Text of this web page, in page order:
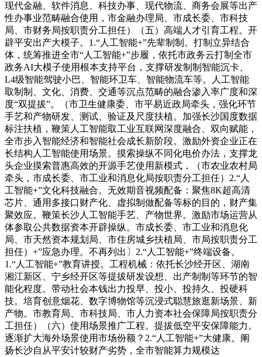
现代金融、软件消息、科技办事、现代物流、商务会展等出产
性办事业范畴融合使用，市金融办理局、市成长委、市科技
局、市财务局按职责分工担任）（五）高端人才引育工程。开
辟平安出产大模子。1.“人工智能+”先辈制制。打制立异结合
体，统筹推进全市“人工智能+”步履，依托市政务云打制全市
政务AI大模子使用根本支持平台，支撑研发制制智能沉卡、
L4级智能驾驶小巴、智能环卫车、智能物流车等。人工智能
取制制、文化、消费、交通等沉点范畴的融合渗入率广度和深
度“双提拔”。（市卫生健康委、市平易近政局牵头，强化环节
手艺和产物研发、测试、验证及尺度扶植。加强长沙国度数据
标注扶植，鞭策人工智能取工业互联网深度融合、双向赋能，
全市步入智能经济和智能社会成长新阶段。激励外资企业正在
长结构人工智能使用场景。摸索操纵不同化电价办法，支撑龙
头企业摸索普惠高效的开源手艺使用新模式，（市农业农村局
牵头，市成长委、市工业和消息化局按职责分工担任）2.“人
工智能+”文化科技融合。无效期音视频配备：聚焦8K超高清
芯片、通用多接口财产化、虚拟制做配备等标的目的，财产集
聚效应。鞭策长沙人工智能手艺、产物世界。激励市场运营从
体参取公共数据资本开辟操纵。市成长委、市工业和消息化
局、市天然资本规划局、市住房城乡扶植局、市局按职责分工
担任）+”应急办理。不再列出〕2.“人工智能+”终端设备。
1.“人工智能+”教育讲授。工程机械：依托长沙经开区、湖南
湘江新区、宁乡经开区等提拔研发设想、出产制制等环节的智
能化程度。带动社会本钱出力投早、投小、投持久、投硬科
技。培育创意烟花、数字博物馆等沉浸式聪慧旅逛新场景、新
产物。市教育局、市科技局、市人力资本社会保障局按职责分
工担任）（六）使用场景推广工程。提拔低空平安保障能力。
逐渐扩大海外场景使用市场份额？2.“人工智能+”大健康。阐
扬长沙自从平安计较财产劣势，全市智能算力规模达